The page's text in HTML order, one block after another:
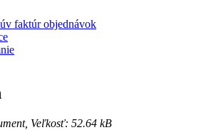
faktúr objednávok
Veľkosť: 52.64 kB